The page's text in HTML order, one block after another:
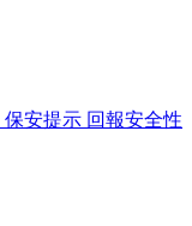
保安提示 回報安全性